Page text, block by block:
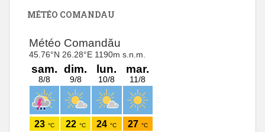
MÉTÉO COMANDAU